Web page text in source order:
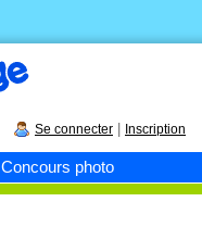
Concours photo
Se connecter Inscription